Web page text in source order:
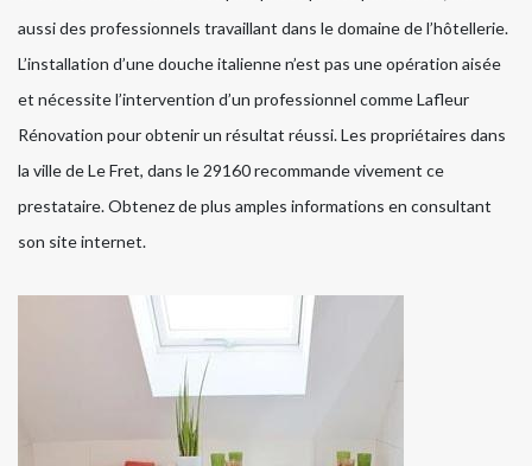
aussi des professionnels travaillant dans le domaine de l’hôtellerie.
L’installation d’une douche italienne n’est pas une opération aisée
et nécessite l’intervention d’un professionnel comme Lafleur
Rénovation pour obtenir un résultat réussi. Les propriétaires dans
la ville de Le Fret, dans le 29160 recommande vivement ce
prestataire. Obtenez de plus amples informations en consultant
son site internet.